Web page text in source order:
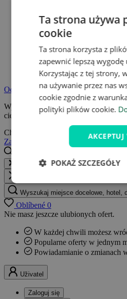
Odpocznij na pobycie wellness
Wybierz pobyt wellness z jacuzzi,
ciesz się zasłużonym wypoczynkiem.
Chcę się zrelaksować
Zaloguj się
Utwórz konto
Wyszukaj miejsce docelowe, hotel,
Wyszukaj miejsce docelowe, hotel,
Oblíbené 0
Nie masz jeszcze ulubionych ofert.
W każdej chwili możesz
Popularne oferty w jednym
Powiadamianie o zmianach
Uživatel
Zaloguj się
Ta strona używa
cookie
Ta strona korzysta z
zapewnić lepszą
Korzystając z tej strony,
na używanie przez nas
cookie zgodnie z
polityki plików cookie.
AKCEPTUJ
POKAŻ SZCZEGÓŁY